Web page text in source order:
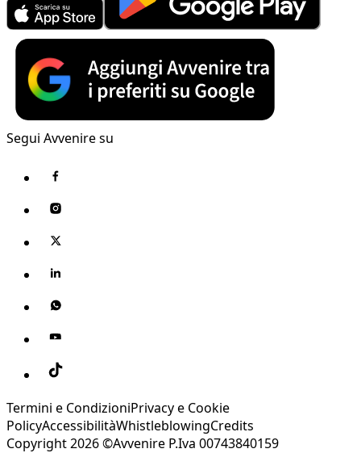
Segui Avvenire su
Termini e CondizioniPrivacy e Cookie
PolicyAccessibilitàWhistleblowingCredits
Copyright 2026 ©Avvenire P.Iva 00743840159